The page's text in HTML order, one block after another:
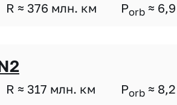
R ≈ 376 млн. км Porb ≈ 6,9
R ≈ 317 млн. км Porb ≈ 8,2